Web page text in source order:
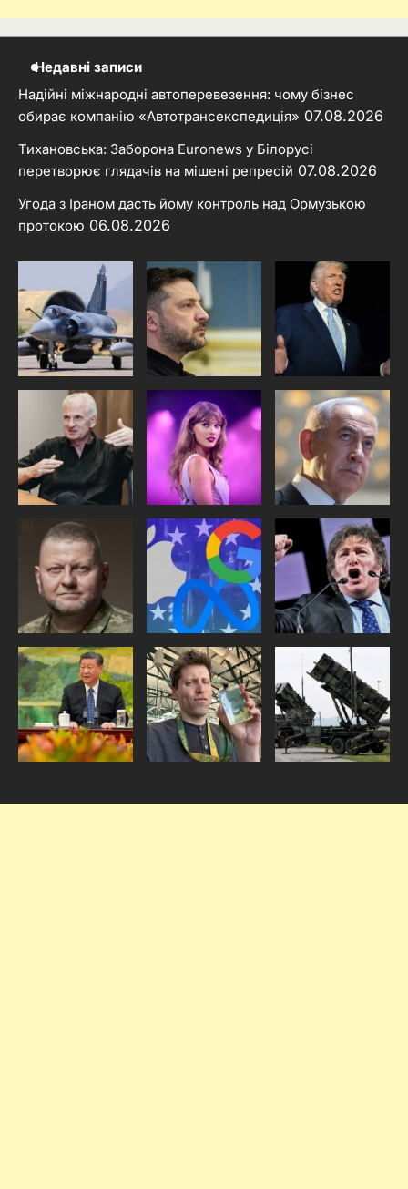
Недавні записи
Надійні міжнародні автоперевезення: чому бізнес
обирає компанію «Автотрансекспедиція» 07.08.2026
Тихановська: Заборона Euronews у Білорусі
перетворює глядачів на мішені репресій 07.08.2026
Угода з Іраном дасть йому контроль над Ормузькою
протокою 06.08.2026